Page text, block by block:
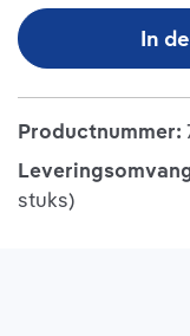
In
Productnummer:
stuks)